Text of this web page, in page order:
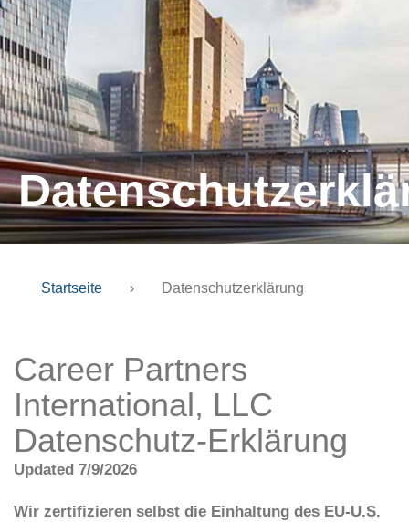
Startseite › Datenschutzerklärung
Career Partners
International, LLC
Datenschutz-Erklärung
Updated 7/9/2026
Wir zertifizieren selbst die Einhaltung des EU-U.S.